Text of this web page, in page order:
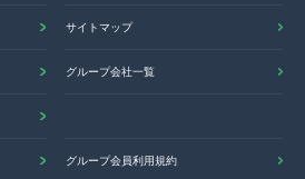
サイトマップ
グループ会社一覧
グループ会員利用規約